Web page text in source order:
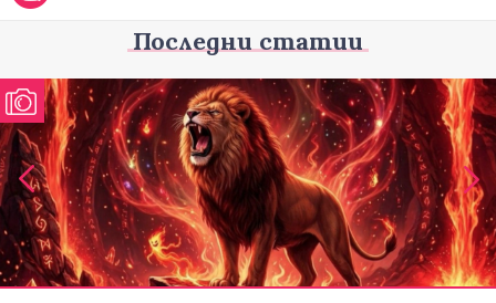
Последни статии